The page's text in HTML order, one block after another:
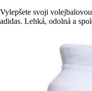
Vylepšete svoji
adidas. Lehká, odolná a